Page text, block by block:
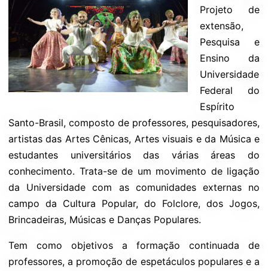
Projeto de
extensão,
Pesquisa e
Ensino da
Universidade
Federal do
Espírito
Santo-Brasil, composto de professores, pesquisadores,
artistas das Artes Cênicas, Artes visuais e da Música e
estudantes universitários das várias áreas do
conhecimento. Trata-se de um movimento de ligação
da Universidade com as comunidades externas no
campo da Cultura Popular, do Folclore, dos Jogos,
Brincadeiras, Músicas e Danças Populares.
Tem como objetivos a formação continuada de
professores, a promoção de espetáculos populares e a